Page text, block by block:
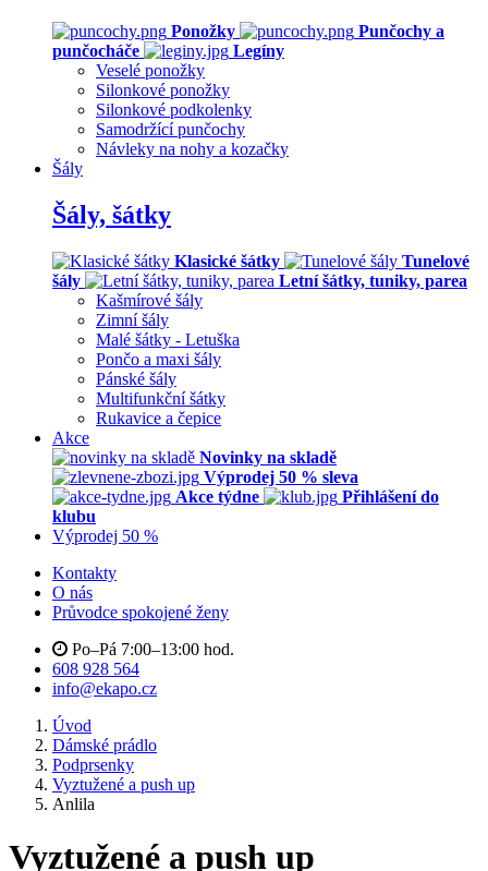
Ponožky
Punčochy a
punčocháče
Legíny
Veselé ponožky
Silonkové ponožky
Silonkové podkolenky
Samodržící punčochy
Návleky na nohy a kozačky
Šály
Šály, šátky
Klasické šátky
Tunelové
šály
Letní šátky, tuniky, parea
Kašmírové šály
Zimní šály
Malé šátky - Letuška
Pončo a maxi šály
Pánské šály
Multifunkční šátky
Rukavice a čepice
Akce
Novinky na skladě
Výprodej 50 % sleva
Akce týdne
Přihlášení do
klubu
Výprodej 50 %
Kontakty
O nás
Průvodce spokojené ženy
Po–Pá 7:00–13:00 hod.
608 928 564
info@ekapo.cz
Úvod
Dámské prádlo
Podprsenky
Vyztužené a push up
Anlila
Vyztužené a push up